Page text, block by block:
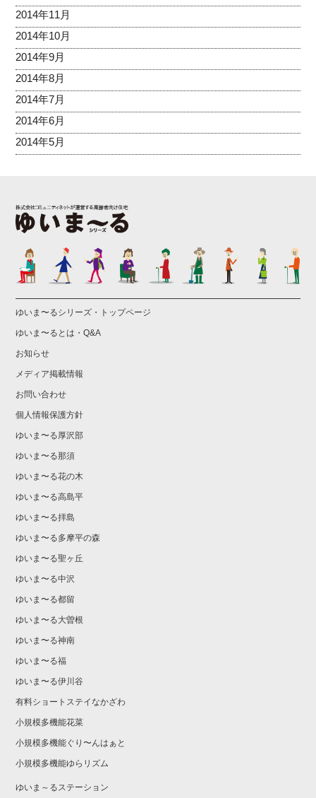
2014年11月
2014年10月
2014年9月
2014年8月
2014年7月
2014年6月
2014年5月
ゆいま〜るシリーズ・トップページ
ゆいま〜るとは・Q&A
お知らせ
メディア掲載情報
お問い合わせ
個人情報保護方針
ゆいま〜る厚沢部
ゆいま〜る那須
ゆいま〜る花の木
ゆいま〜る高島平
ゆいま〜る拝島
ゆいま〜る多摩平の森
ゆいま〜る聖ヶ丘
ゆいま〜る中沢
ゆいま〜る都留
ゆいま〜る大曽根
ゆいま〜る神南
ゆいま〜る福
ゆいま〜る伊川谷
有料ショートステイなかざわ
小規模多機能花菜
小規模多機能ぐり〜んはぁと
小規模多機能ゆらリズム
ゆいま～るステーション